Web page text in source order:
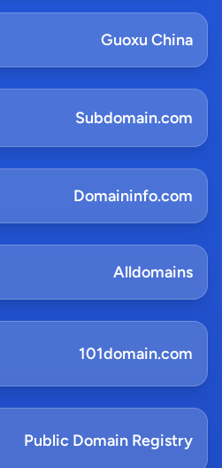
Guoxu China
Subdomain.com
Domaininfo.com
Alldomains
101domain.com
Public Domain Registry